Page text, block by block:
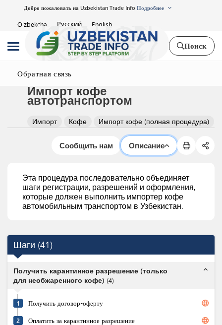
Добро пожаловать на Uzbekistan Trade Info Подробнее
O'zbekcha Русский English
Поиск
Обратная связь
Импорт кофе
автотранспортом
Импорт Кофе Импорт кофе (полная процедура)
Сообщить нам Описание
Эта процедура последовательно объединяет
шаги регистрации, разрешений и оформления,
которые должен выполнить импортер кофе
автомобильным транспортом в Узбекистан.
Шаги (41)
Получить карантинное разрешение (только
для необжаренного кофе) (4)
expand_less
1 Получить договор-оферту language
2 Оплатить за карантинное разрешение language